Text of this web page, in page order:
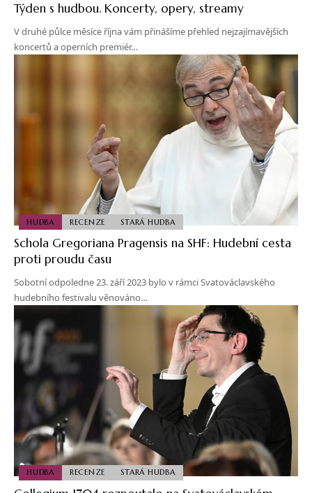
Týden s hudbou. Koncerty, opery, streamy
V druhé půlce měsíce října vám přinášíme přehled nejzajímavějších
koncertů a operních premiér…
HUDBA RECENZE STARÁ HUDBA
Schola Gregoriana Pragensis na SHF: Hudební cesta
proti proudu času
Sobotní odpoledne 23. září 2023 bylo v rámci Svatováclavského
hudebního festivalu věnováno…
HUDBA RECENZE STARÁ HUDBA